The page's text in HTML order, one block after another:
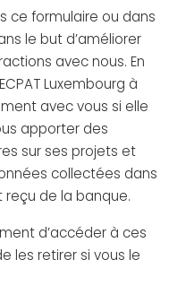
ce formulaire ou dans
le but d’améliorer
avec nous. En
Luxembourg à
avec vous si elle
apporter des
sur ses projets et
collectées dans
reçu de la banque.
d’accéder à ces
les retirer si vous le